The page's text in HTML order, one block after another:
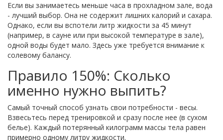
Если вы занимаетесь меньше часа в прохладном зале, вода
- лучший выбор. Она не содержит лишних калорий и сахара.
Однако, если вы вспотели литр жидкости за 45 минут
(например, в сауне или при высокой температуре в зале),
одной воды будет мало. Здесь уже требуется внимание к
солевому балансу.
Правило 150%: Сколько
именно нужно выпить?
Самый точный способ узнать свои потребности - весы.
Взвесьтесь перед тренировкой и сразу после нее (в сухом
белье). Каждый потерянный килограмм массы тела равен
примерно одному литру жидкости.